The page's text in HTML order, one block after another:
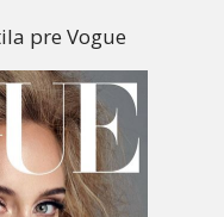
pre Vogue